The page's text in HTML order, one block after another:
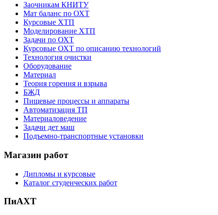
Заочникам КНИТУ
Мат баланс по ОХТ
Курсовые ХТП
Моделирование ХТП
Задачи по ОХТ
Курсовые ОХТ по описанию технологий
Технология очистки
Оборудование
Материал
Теория горения и взрыва
БЖД
Пищевые процессы и аппараты
Автоматизация ТП
Материаловедение
Задачи дет маш
Подъемно-транспортные установки
Магазин работ
Дипломы и курсовые
Каталог студенческих работ
ПиАХТ